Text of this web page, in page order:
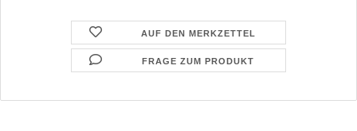
AUF DEN MERKZETTEL
FRAGE ZUM PRODUKT